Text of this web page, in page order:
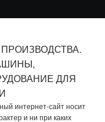
ДЛЯ
интернет-сайт носит
и ни при каких